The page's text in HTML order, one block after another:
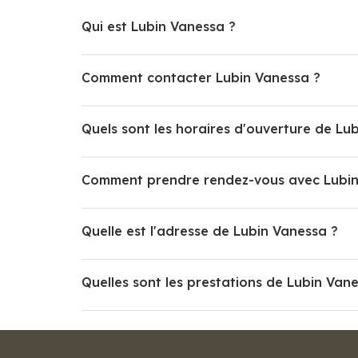
Qui est Lubin Vanessa ?
Comment contacter Lubin Vanessa ?
Quels sont les horaires d'ouverture de
Comment prendre rendez-vous avec
Quelle est l'adresse de Lubin Vanessa ?
Quelles sont les prestations de Lubin